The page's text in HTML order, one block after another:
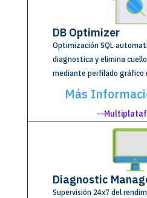
DB Optimizer
Optimización SQL
diagnostica y elimina
mediante perfilado gráfico
Más
--
Diagnostic
Supervisión 24x7 del